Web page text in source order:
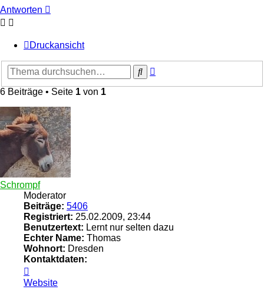
Antworten
Druckansicht
Suche
6 Beiträge • Seite 1 von 1
Schrompf
Moderator
Beiträge: 5406
Registriert: 25.02.2009, 23:44
Benutzertext: Lernt nur selten dazu
Echter Name: Thomas
Wohnort: Dresden
Kontaktdaten:
von
Schrompf
Website